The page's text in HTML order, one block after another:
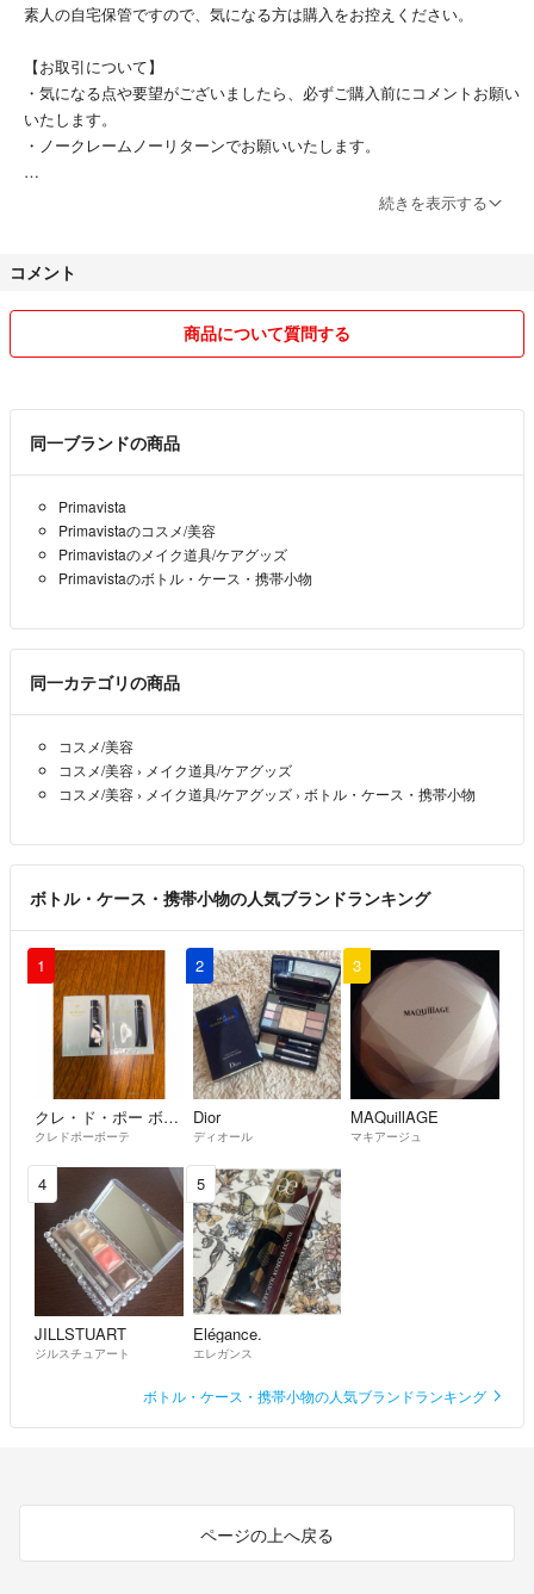
素人の自宅保管ですので、気になる方は購入をお控えください。
【お取引について】
・気になる点や要望がございましたら、必ずご購入前にコメントお願い
いたします。
・ノークレームノーリターンでお願いいたします。
【発送について】
続きを表示する
コメント
商品について質問する
同一ブランドの商品
Primavista
Primavistaのコスメ/美容
Primavistaのメイク道具/ケアグッズ
Primavistaのボトル・ケース・携帯小物
同一カテゴリの商品
コスメ/美容
コスメ/美容 › メイク道具/ケアグッズ
コスメ/美容 › メイク道具/ケアグッズ › ボトル・ケース・携帯小物
ボトル・ケース・携帯小物の人気ブランドランキング
1
クレ・ド・ポー ボーテ
クレドポーボーテ
2
Dior
ディオール
3
MAQuillAGE
マキアージュ
4
JILLSTUART
ジルスチュアート
5
Elégance.
エレガンス
ボトル・ケース・携帯小物の人気ブランドランキング
ページの上へ戻る